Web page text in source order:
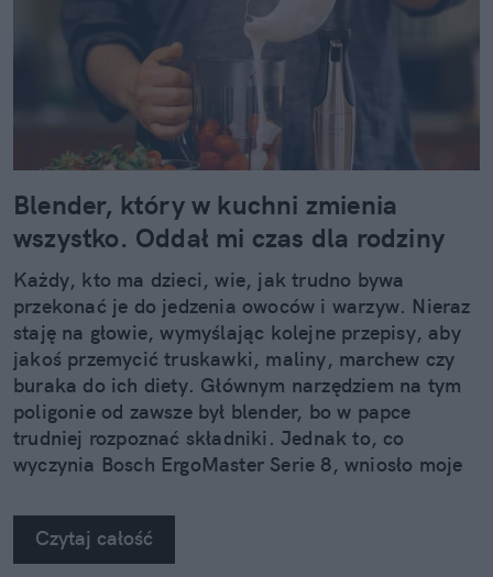
Blender, który w kuchni zmienia
wszystko. Oddał mi czas dla rodziny
Każdy, kto ma dzieci, wie, jak trudno bywa
przekonać je do jedzenia owoców i warzyw. Nieraz
staję na głowie, wymyślając kolejne przepisy, aby
jakoś przemycić truskawki, maliny, marchew czy
buraka do ich diety. Głównym narzędziem na tym
poligonie od zawsze był blender, bo w papce
trudniej rozpoznać składniki. Jednak to, co
wyczynia Bosch ErgoMaster Serie 8, wniosło moje
Czytaj całość